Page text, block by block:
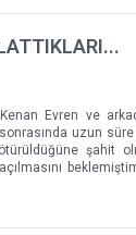
Evren ve
uzun
şahit